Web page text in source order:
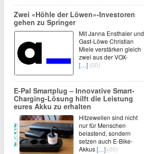
Zwei «Höhle der Löwen»-Investoren
gehen zu Springer
Mit Janna Ensthaler und
Gast-Löwe Christian
Miele verstärken gleich
zwei aus der VOX-
[…] (00)
E-Pal Smartplug – Innovative Smart-
Charging-Lösung hilft die Leistung
eures Akku zu erhalten
Hitzewellen sind nicht
nur für Menschen
belastend, sondern
setzen auch E-Bike-
Akkus[…] (00)